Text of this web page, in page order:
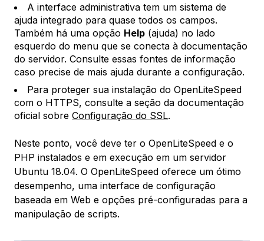
A interface administrativa tem um sistema de
ajuda integrado para quase todos os campos.
Também há uma opção Help (ajuda) no lado
esquerdo do menu que se conecta à documentação
do servidor. Consulte essas fontes de informação
caso precise de mais ajuda durante a configuração.
Para proteger sua instalação do OpenLiteSpeed
com o HTTPS, consulte a seção da documentação
oficial sobre Configuração do SSL.
Neste ponto, você deve ter o OpenLiteSpeed e o
PHP instalados e em execução em um servidor
Ubuntu 18.04. O OpenLiteSpeed oferece um ótimo
desempenho, uma interface de configuração
baseada em Web e opções pré-configuradas para a
manipulação de scripts.